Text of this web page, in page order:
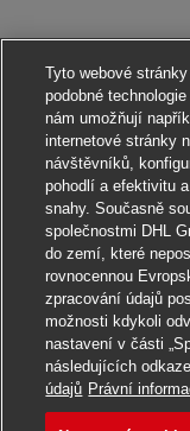
Tyto webové
podobné
nám umožňují
internetové stránky
návštěvníků,
pohodlí a efektivitu
snahy. Současně
společnostmi DHL
do zemí, které
rovnocennou
zpracování údajů
možnosti kdykoli
nastavení v části
následujících
údajů Právní